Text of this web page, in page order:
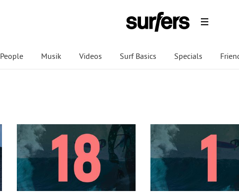
People Musik Videos Surf Basics Specials